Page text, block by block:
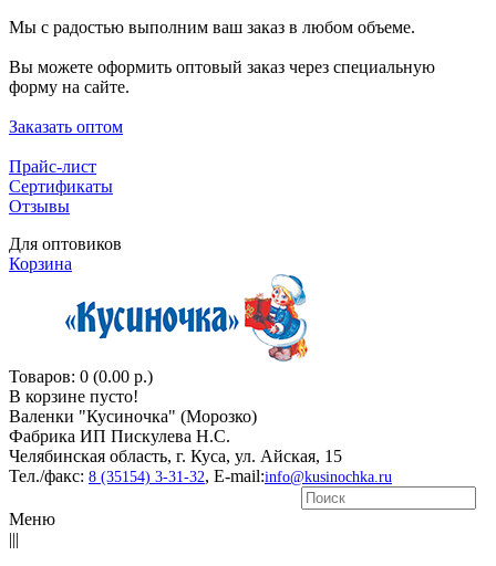
Мы с радостью выполним ваш заказ в любом объеме.
Вы можете оформить оптовый заказ через специальную
форму на сайте.
Заказать оптом
Прайс-лист
Сертификаты
Отзывы
Для оптовиков
Корзина
Товаров: 0 (0.00 р.)
В корзине пусто!
Валенки "Кусиночкa" (Морозко)
Фабрика ИП Пискулева Н.С.
Челябинская область, г. Куса, ул. Айская, 15
Тел./факс: 8 (35154) 3-31-32, E-mail:info@kusinochka.ru
Меню
|||